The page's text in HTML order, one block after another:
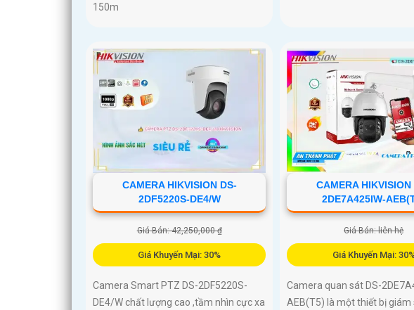
150m
CAMERA HIKVISION DS-
2DF5220S-DE4/W
Giá Bán: 42,250,000 ₫
Giá Khuyến Mại: 30%
Camera Smart PTZ DS-2DF5220S-
DE4/W chất lượng cao ,tầm nhìn cực xa
CAMERA HIKVISION
2DE7A425IW-
Giá Bán: liên hệ
Giá Khuyến Mại:
Camera quan sát DS-
AEB(T5) là một thiết bị